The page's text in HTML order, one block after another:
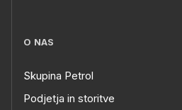
O NAS
Skupina Petrol
Podjetja in storitve